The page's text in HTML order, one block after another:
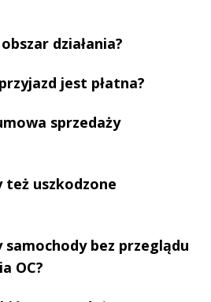
działania?
jest płatna?
sprzedaży
też uszkodzone
samochody bez przeglądu
OC?